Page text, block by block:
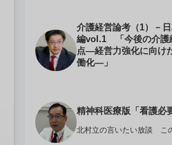
介護経営論考（1）－
編vol.1 「今後の介護
点―経営力強化に向け
働化―」
精神科医療版「看護必
北村立の言いたい放談 こ